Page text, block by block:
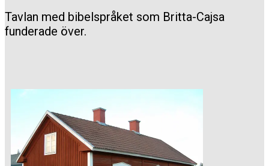
Tavlan med bibelspråket som Britta-Cajsa
funderade över.